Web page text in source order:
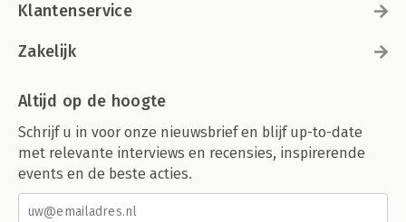
Klantenservice
Zakelijk
Altijd op de hoogte
Schrijf u in voor onze nieuwsbrief en blijf up-to-date
met relevante interviews en recensies, inspirerende
events en de beste acties.